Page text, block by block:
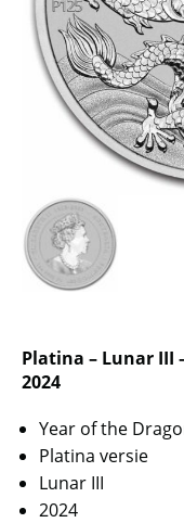
Platina – Lunar III
2024
Year of the
Platina versie
Lunar III
2024